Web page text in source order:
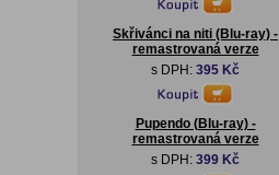
Skřivánci na niti (Blu-ray) -
remastrovaná verze
s DPH: 395 Kč
Pupendo (Blu-ray) -
remastrovaná verze
s DPH: 399 Kč